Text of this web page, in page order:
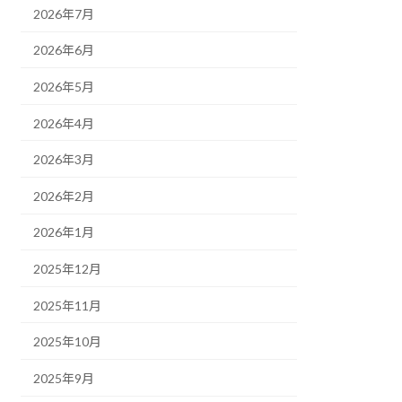
2026年7月
2026年6月
2026年5月
2026年4月
2026年3月
2026年2月
2026年1月
2025年12月
2025年11月
2025年10月
2025年9月